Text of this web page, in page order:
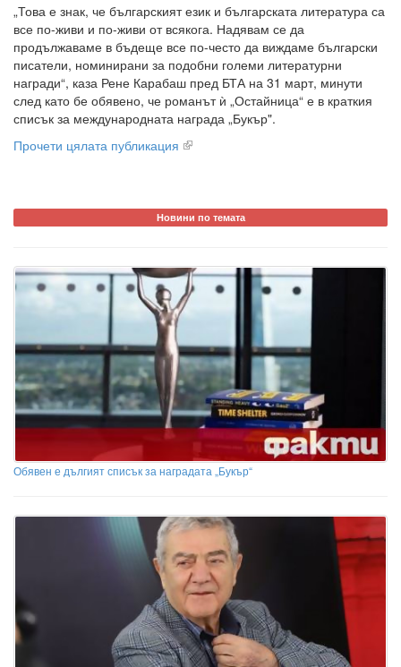
„Това е знак, че българският език и българската литература са
все по-живи и по-живи от всякога. Надявам се да
продължаваме в бъдеще все по-често да виждаме български
писатели, номинирани за подобни големи литературни
награди“, каза Рене Карабаш пред БТА на 31 март, минути
след като бе обявено, че романът ѝ „Остайница“ е в краткия
списък за международната награда „Букър".
Прочети цялата публикация
Новини по темата
Обявен е дългият списък за наградата „Букър“